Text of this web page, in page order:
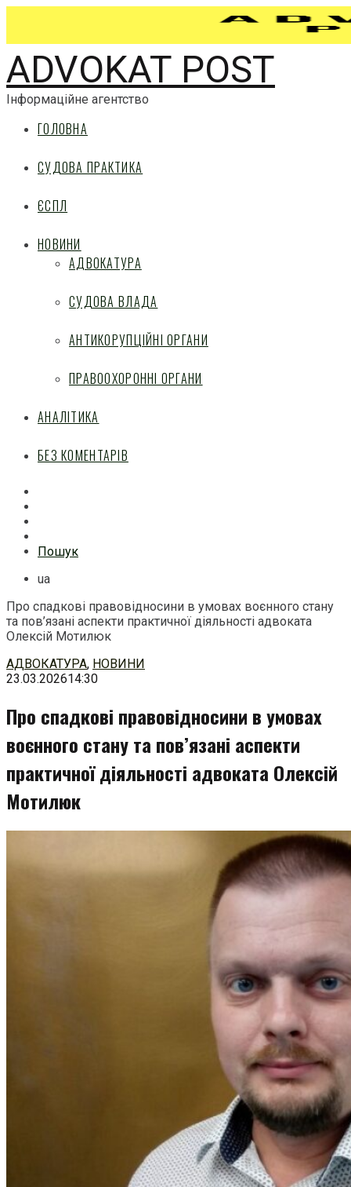
ADVOKAT POST
Інформаційне агентство
ГОЛОВНА
СУДОВА ПРАКТИКА
ЄСПЛ
НОВИНИ
АДВОКАТУРА
СУДОВА ВЛАДА
АНТИКОРУПЦІЙНІ ОРГАНИ
ПРАВООХОРОННІ ОРГАНИ
АНАЛІТИКА
БЕЗ КОМЕНТАРІВ
Пошук
ua
Про спадкові правовідносини в умовах воєнного стану
та пов’язані аспекти практичної діяльності адвоката
Олексій Мотилюк
Перейти
до
АДВОКАТУРА, НОВИНИ
23.03.202614:30
Про спадкові правовідносини в умовах
воєнного стану та пов’язані аспекти
практичної діяльності адвоката Олексій
Мотилюк